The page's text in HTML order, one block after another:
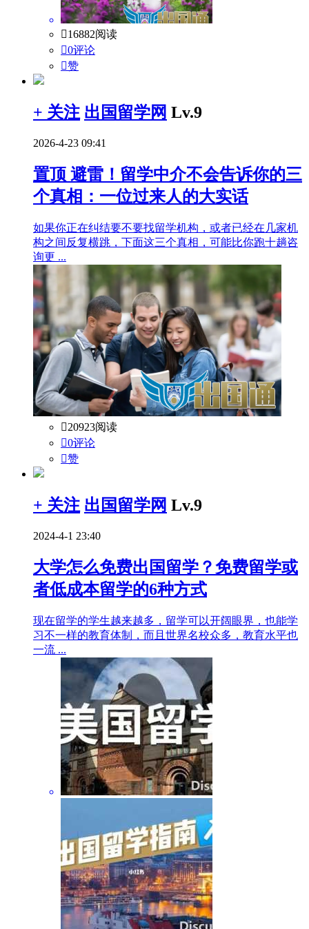
16882阅读
0评论
赞
+ 关注 出国留学网 Lv.9
2026-4-23 09:41
置顶 避雷！留学中介不会告诉你的三
个真相：一位过来人的大实话
如果你正在纠结要不要找留学机构，或者已经在几家机
构之间反复横跳，下面这三个真相，可能比你跑十趟咨
询更 ...
20923阅读
0评论
赞
+ 关注 出国留学网 Lv.9
2024-4-1 23:40
大学怎么免费出国留学？免费留学或
者低成本留学的6种方式
现在留学的学生越来越多，留学可以开阔眼界，也能学
习不一样的教育体制，而且世界名校众多，教育水平也
一流 ...